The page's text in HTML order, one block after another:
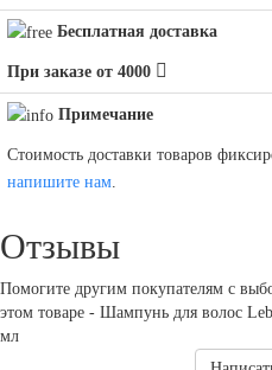
Бесплатная доставка
При заказе от 4000
Примечание
Стоимость доставки товаров
напишите нам.
Отзывы
Помогите другим покупателям с
этом товаре - Шампунь для волос
мл